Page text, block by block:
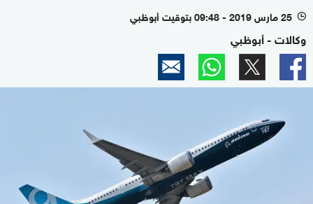
l 25 مارس 2019 - 09:48 بتوقيت أبوظبي
وكالات - أبوظبي